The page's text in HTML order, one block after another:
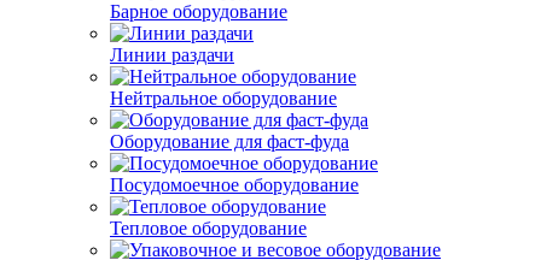
Барное оборудование
Линии раздачи
Нейтральное оборудование
Оборудование для фаст-фуда
Посудомоечное оборудование
Тепловое оборудование